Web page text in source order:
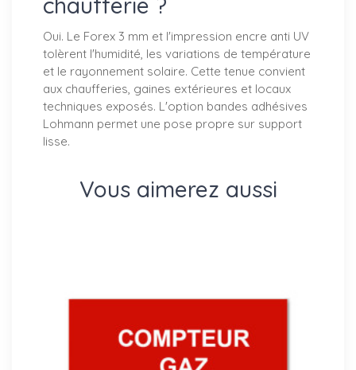
Oui. Le Forex 3 mm et l'impression encre anti UV
tolèrent l'humidité, les variations de température
et le rayonnement solaire. Cette tenue convient
aux chaufferies, gaines extérieures et locaux
techniques exposés. L'option bandes adhésives
Lohmann permet une pose propre sur support
lisse.
Vous aimerez aussi